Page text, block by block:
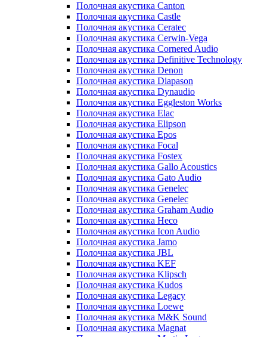
Полочная акустика Canton
Полочная акустика Castle
Полочная акустика Ceratec
Полочная акустика Cerwin-Vega
Полочная акустика Cornered Audio
Полочная акустика Definitive Technology
Полочная акустика Denon
Полочная акустика Diapason
Полочная акустика Dynaudio
Полочная акустика Eggleston Works
Полочная акустика Elac
Полочная акустика Elipson
Полочная акустика Epos
Полочная акустика Focal
Полочная акустика Fostex
Полочная акустика Gallo Acoustics
Полочная акустика Gato Audio
Полочная акустика Genelec
Полочная акустика Genelec
Полочная акустика Graham Audio
Полочная акустика Heco
Полочная акустика Icon Audio
Полочная акустика Jamo
Полочная акустика JBL
Полочная акустика KEF
Полочная акустика Klipsch
Полочная акустика Kudos
Полочная акустика Legacy
Полочная акустика Loewe
Полочная акустика M&K Sound
Полочная акустика Magnat